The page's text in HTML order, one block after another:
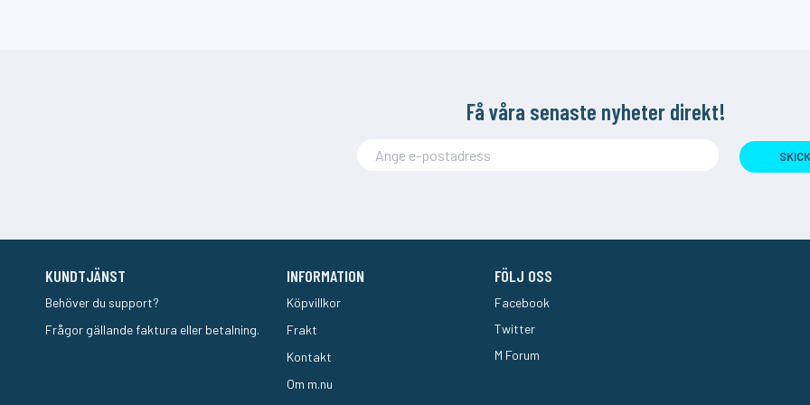
Få våra senaste nyheter direkt!
KUNDTJÄNST
Behöver du support?
Frågor gällande faktura eller betalning.
INFORMATION
Köpvillkor
Frakt
Kontakt
Om m.nu
FÖLJ OSS
Facebook
Twitter
M Forum